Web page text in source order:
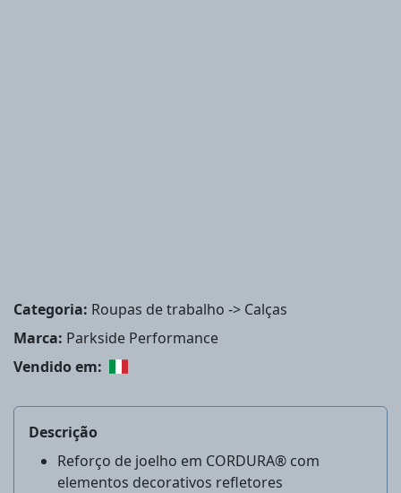
Categoria: Roupas de trabalho -> Calças
Marca: Parkside Performance
Vendido em:
Descrição
Reforço de joelho em CORDURA® com
elementos decorativos refletores